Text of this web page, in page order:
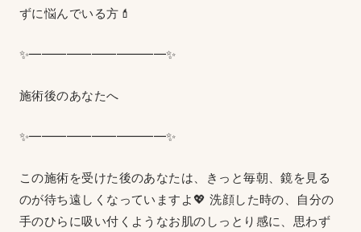
ずに悩んでいる方💄
✨━━━━━━━━━━━✨
施術後のあなたへ
✨━━━━━━━━━━━✨
この施術を受けた後のあなたは、きっと毎朝、鏡を見る
のが待ち遠しくなっていますよ💖 洗顔した時の、自分の
手のひらに吸い付くようなお肌のしっとり感に、思わず